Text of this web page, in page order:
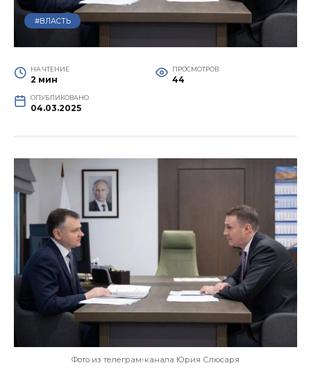
#ВЛАСТЬ
НА ЧТЕНИЕ
2 мин
ПРОСМОТРОВ
44
ОПУБЛИКОВАНО
04.03.2025
Фото из телеграм-канала Юрия Слюсаря